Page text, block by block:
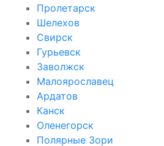
Пролетарск
Шелехов
Свирск
Гурьевск
Заволжск
Малоярославец
Ардатов
Канск
Оленегорск
Полярные Зори